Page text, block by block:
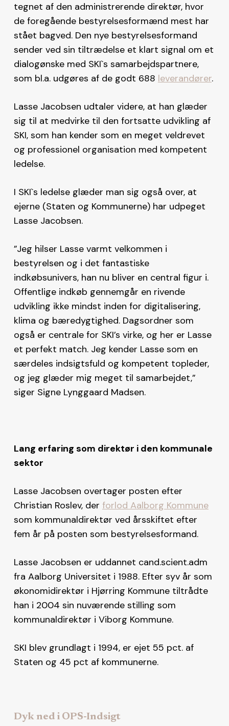
tegnet af den administrerende direktør, hvor
de foregående bestyrelsesformænd mest har
stået bagved. Den nye bestyrelsesformand
sender ved sin tiltrædelse et klart signal om et
dialogønske med SKI`s samarbejdspartnere,
som bl.a. udgøres af de godt 688 leverandører.
Lasse Jacobsen udtaler videre, at han glæder
sig til at medvirke til den fortsatte udvikling af
SKI, som han kender som en meget veldrevet
og professionel organisation med kompetent
ledelse.
I SKI`s ledelse glæder man sig også over, at
ejerne (Staten og Kommunerne) har udpeget
Lasse Jacobsen.
”Jeg hilser Lasse varmt velkommen i
bestyrelsen og i det fantastiske
indkøbsunivers, han nu bliver en central figur i.
Offentlige indkøb gennemgår en rivende
udvikling ikke mindst inden for digitalisering,
klima og bæredygtighed. Dagsordner som
også er centrale for SKI’s virke, og her er Lasse
et perfekt match. Jeg kender Lasse som en
særdeles indsigtsfuld og kompetent topleder,
og jeg glæder mig meget til samarbejdet,”
siger Signe Lynggaard Madsen.
Lang erfaring som direktør i den kommunale
sektor
Lasse Jacobsen overtager posten efter
Christian Roslev, der forlod Aalborg Kommune
som kommunaldirektør ved årsskiftet efter
fem år på posten som bestyrelsesformand.
Lasse Jacobsen er uddannet cand.scient.adm
fra Aalborg Universitet i 1988. Efter syv år som
økonomidirektør i Hjørring Kommune tiltrådte
han i 2004 sin nuværende stilling som
kommunaldirektør i Viborg Kommune.
SKI blev grundlagt i 1994, er ejet 55 pct. af
Staten og 45 pct af kommunerne.
Dyk ned i OPS-Indsigt